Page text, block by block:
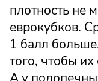
плотность не
еврокубков.
1 балл
того, чтобы